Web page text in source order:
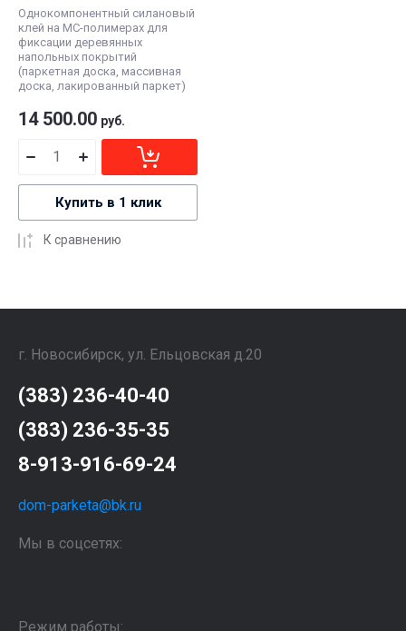
Однокомпонентный силановый
клей на МС-полимерах для
фиксации деревянных
напольных покрытий
(паркетная доска, массивная
доска, лакированный паркет)
14 500.00 руб.
Купить в 1 клик
К сравнению
г. Новосибирск, ул. Ельцовская д.20
(383) 236-40-40
(383) 236-35-35
8-913-916-69-24
dom-parketa@bk.ru
Мы в соцсетях:
Режим работы: